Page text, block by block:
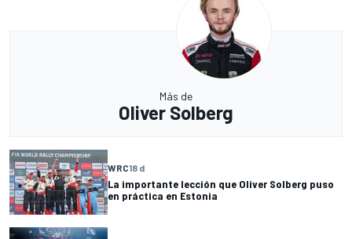
Más de
Oliver Solberg
WRC18 d
La importante lección que Oliver Solberg puso
en práctica en Estonia